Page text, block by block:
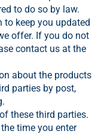
to do so by law.
keep you updated
offer. If you do not
contact us at the
about the products
parties by post,
these third parties.
time you enter